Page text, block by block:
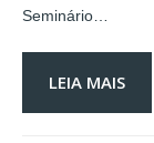
Seminário…
LEIA MAIS